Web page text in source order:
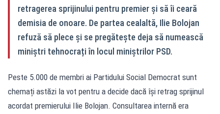
retragerea sprijinului pentru premier și să îi ceară
demisia de onoare. De partea cealaltă, Ilie Bolojan
refuză să plece și se pregătește deja să numească
miniștri tehnocrați în locul miniștrilor PSD.
Peste 5.000 de membri ai Partidului Social Democrat sunt
chemați astăzi la vot pentru a decide dacă își retrag sprijinul
acordat premierului Ilie Bolojan. Consultarea internă era